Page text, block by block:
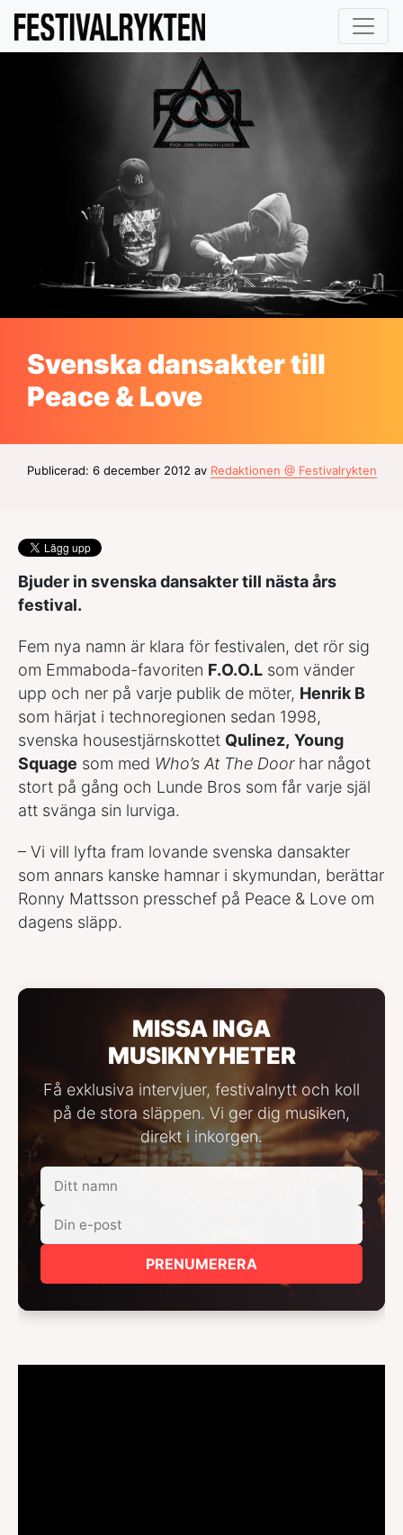
Svenska dansakter till
Peace & Love
Publicerad: 6 december 2012 av Redaktionen @ Festivalrykten
Bjuder in svenska dansakter till nästa års
festival.
Fem nya namn är klara för festivalen, det rör sig
om Emmaboda-favoriten F.O.O.L som vänder
upp och ner på varje publik de möter, Henrik B
som härjat i technoregionen sedan 1998,
svenska housestjärnskottet Qulinez, Young
Squage som med Who’s At The Doorhar något
stort på gång och Lunde Bros som får varje själ
att svänga sin lurviga.
– Vi vill lyfta fram lovande svenska dansakter
som annars kanske hamnar i skymundan, berättar
Ronny Mattsson presschef på Peace & Love om
dagens släpp.
MISSA INGA
MUSIKNYHETER
Få exklusiva intervjuer, festivalnytt och koll
på de stora släppen. Vi ger dig musiken,
direkt i inkorgen.
PRENUMERERA